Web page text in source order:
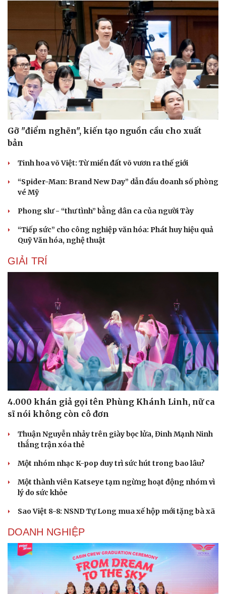
Tư vấn
Săn Tour
check-in
Câu chuyện thời sự
Đọc truyện đêm khuya
Cửa sổ tình yêu
Kể chuyện cho bé
Hạt giống tâm hồn
Gỡ "điểm nghẽn", kiến tạo nguồn cầu cho xuất
bản
Tinh hoa võ Việt: Từ miền đất võ vươn ra thế giới
“Spider-Man: Brand New Day” dẫn đầu doanh số phòng
vé Mỹ
Phong slư - “thư tình” bằng dân ca của người Tày
“Tiếp sức” cho công nghiệp văn hóa: Phát huy hiệu quả
Quỹ Văn hóa, nghệ thuật
GIẢI TRÍ
4.000 khán giả gọi tên Phùng Khánh Linh, nữ ca
sĩ nói không còn cô đơn
Thuận Nguyễn nhảy trên giày bọc lửa, Đinh Mạnh Ninh
thắng trận xóa thẻ
Một nhóm nhạc K-pop duy trì sức hút trong bao lâu?
Một thành viên Katseye tạm ngừng hoạt động nhóm vì
lý do sức khỏe
Sao Việt 8-8: NSND Tự Long mua xế hộp mới tặng bà xã
DOANH NGHIỆP